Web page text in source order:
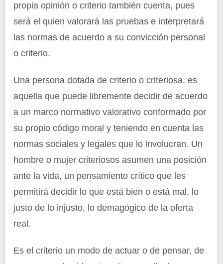
propia opinión o criterio también cuenta, pues
será el quien valorará las pruebas e interpretará
las normas de acuerdo a su convicción personal
o criterio.
Una persona dotada de criterio o criteriosa, es
aquella que puede libremente decidir de acuerdo
a un marco normativo valorativo conformado por
su propio código moral y teniendo en cuenta las
normas sociales y legales que lo involucran. Un
hombre o mujer criteriosos asumen una posición
ante la vida, un pensamiento crítico que les
permitirá decidir lo que está bien o está mal, lo
justo de lo injusto, lo demagógico de la oferta
real.
Es el criterio un modo de actuar o de pensar, de